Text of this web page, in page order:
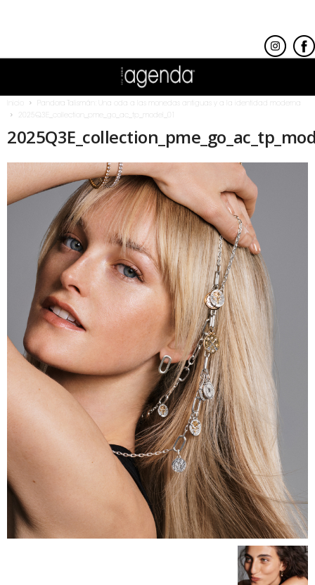
Pandora Talismán: Una oda a las monedas antiguas y a la identidad moderna
2025Q3E_collection_pme_go_ac_tp_model_01